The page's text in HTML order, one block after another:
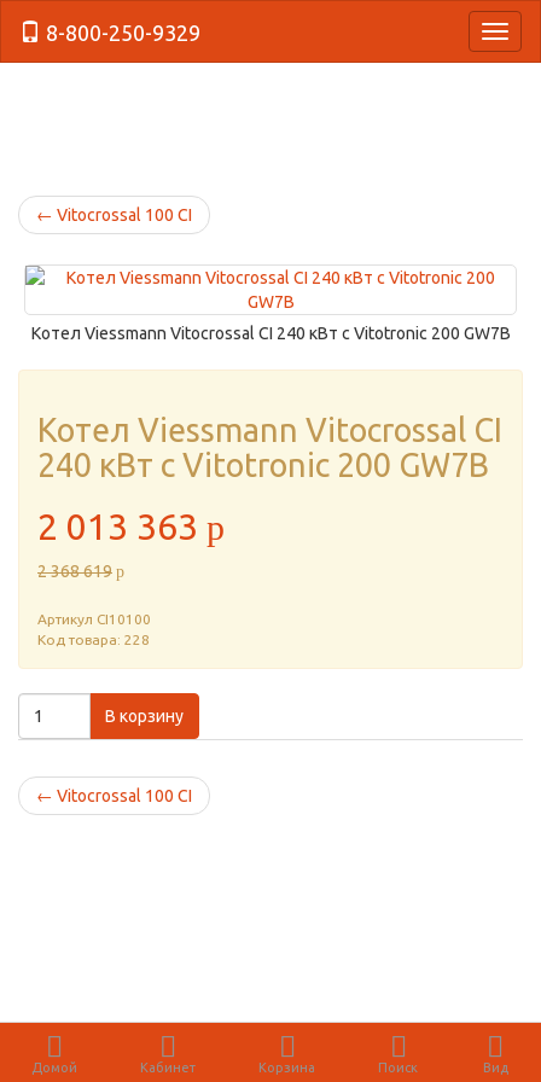
8-800-250-9329
← Vitocrossal 100 CI
Котел Viessmann Vitocrossal CI 240 кВт с Vitotronic 200 GW7B
Котел Viessmann Vitocrossal CI
240 кВт с Vitotronic 200 GW7B
2 013 363 p
2 368 619 p
Артикул CI10100
Код товара: 228
В корзину
← Vitocrossal 100 CI
Домой Кабинет Корзина Поиск Вид